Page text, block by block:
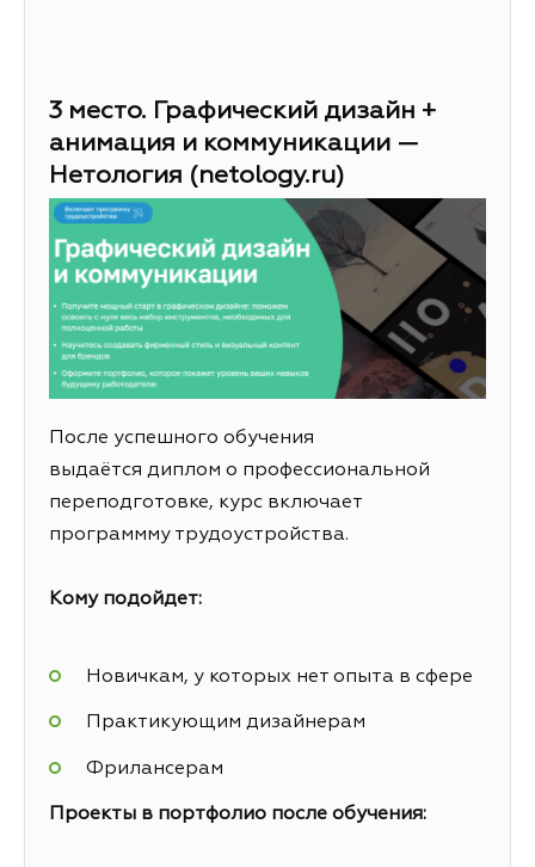
3 место. Графический дизайн +
анимация и коммуникации —
Нетология (netology.ru)
После успешного обучения
выдаётся диплом о профессиональной
переподготовке, курс включает
программму трудоустройства.
Кому подойдет:
Новичкам, у которых нет опыта в сфере
Практикующим дизайнерам
Фрилансерам
Проекты в портфолио после обучения: